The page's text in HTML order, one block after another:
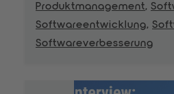
Produktmanagement,
Softwareentwicklung,
Softwareverbesserung